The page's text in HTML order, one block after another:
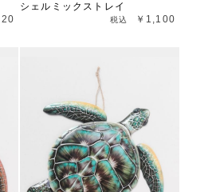
シェルミックストレイ
￥1,100